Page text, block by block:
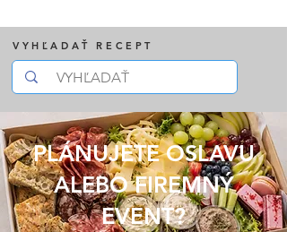
VYHĽADAŤ RECEPT
PLÁNUJETE OSLAVU
ALEBO FIREMNÝ
EVENT?